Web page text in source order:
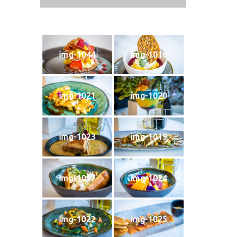
img-1044 img-1016
img-1021 img-1020
img-1023 img-1019
img-1017 img-1024
img-1022 img-1025